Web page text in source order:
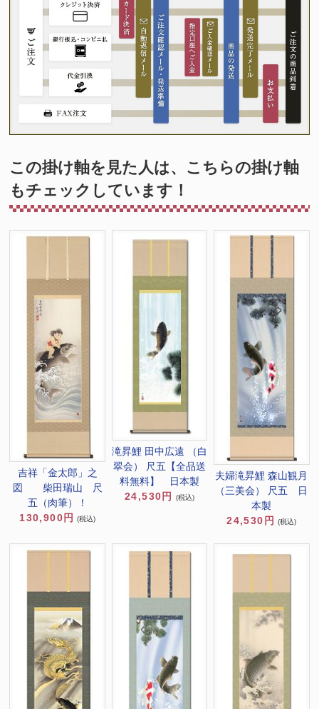
この掛け軸を見た人は、こちらの掛け軸
もチェックしています！
吉祥「金太郎」之
図 柴田瑞山 尺
五（肉筆）！
130,900円
(税込)
滝昇鯉 田中広遠 （白
翠会） 尺五【全品送
料無料】 日本製
24,530円
(税込)
夫婦滝昇鯉 森山観月
（三美会） 尺五 日
本製
24,530円
(税込)